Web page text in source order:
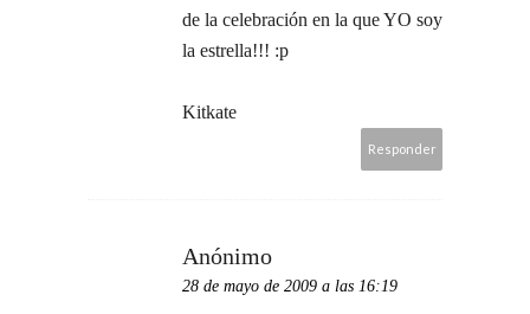
de la celebración en la que YO soy
la estrella!!! :p
Kitkate
Responder
Anónimo
28 de mayo de 2009 a las 16:19